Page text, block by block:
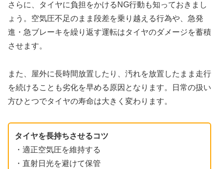
さらに、タイヤに負担をかけるNG行動も知っておきまし
ょう。空気圧不足のまま段差を乗り越える行為や、急発
進・急ブレーキを繰り返す運転はタイヤのダメージを蓄積
させます。
また、屋外に長時間放置したり、汚れを放置したまま走行
を続けることも劣化を早める原因となります。日常の扱い
方ひとつでタイヤの寿命は大きく変わります。
タイヤを長持ちさせるコツ
・適正空気圧を維持する
・直射日光を避けて保管